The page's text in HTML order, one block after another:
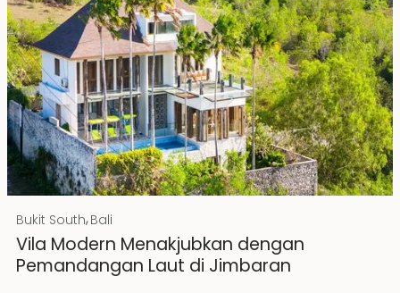
Rp 20000000000 IDR
Hak Milik
Bukit South,Bali
Vila Modern Menakjubkan dengan
Pemandangan Laut di Jimbaran